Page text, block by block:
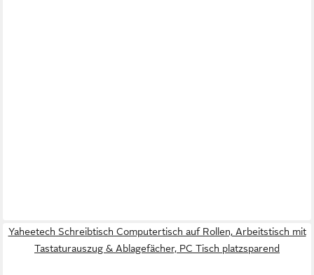
Yaheetech Schreibtisch Computertisch auf Rollen, Arbeitstisch mit
Tastaturauszug & Ablagefächer, PC Tisch platzsparend